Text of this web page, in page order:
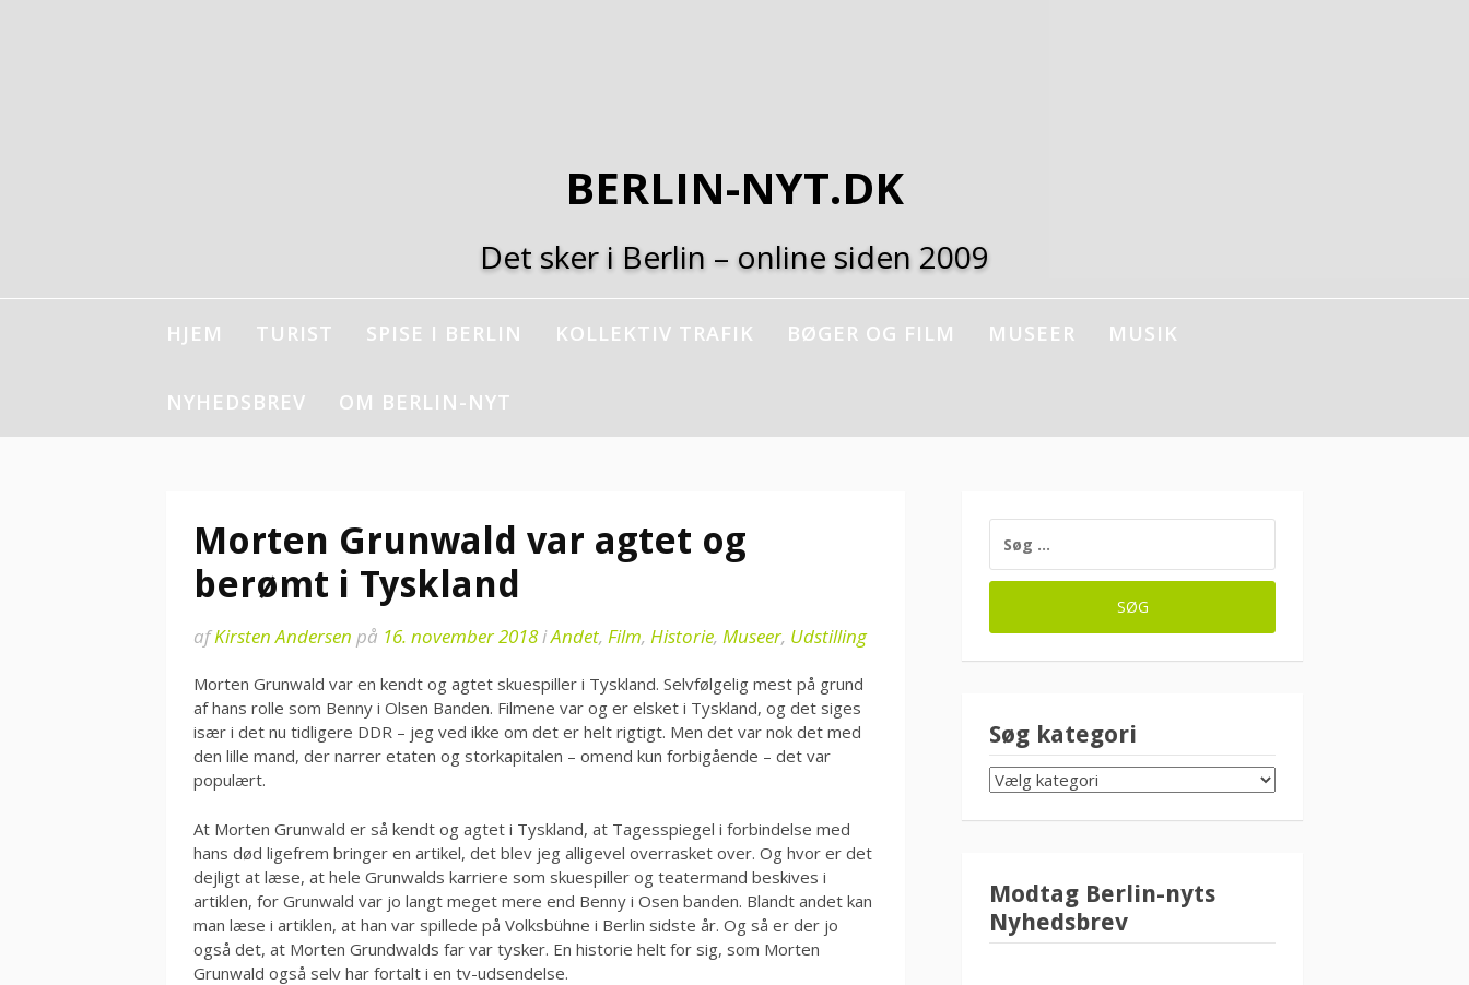
BERLIN-NYT.DK
Det sker i Berlin – online siden 2009
HJEM TURIST SPISE I BERLIN KOLLEKTIV TRAFIK BØGER OG FILM MUSEER MUSIK
NYHEDSBREV OM BERLIN-NYT
Morten Grunwald var agtet og
berømt i Tyskland
afKirsten Andersen på 16. november 2018iAndet, Film, Historie, Museer, Udstilling
Morten Grunwald var en kendt og agtet skuespiller i Tyskland. Selvfølgelig mest på grund
af hans rolle som Benny i Olsen Banden. Filmene var og er elsket i Tyskland, og det siges
især i det nu tidligere DDR – jeg ved ikke om det er helt rigtigt. Men det var nok det med
den lille mand, der narrer etaten og storkapitalen – omend kun forbigående – det var
populært.
At Morten Grunwald er så kendt og agtet i Tyskland, at Tagesspiegel i forbindelse med
hans død ligefrem bringer en artikel, det blev jeg alligevel overrasket over. Og hvor er det
dejligt at læse, at hele Grunwalds karriere som skuespiller og teatermand beskives i
artiklen, for Grunwald var jo langt meget mere end Benny i Osen banden. Blandt andet kan
man læse i artiklen, at han var spillede på Volksbühne i Berlin sidste år. Og så er der jo
også det, at Morten Grundwalds far var tysker. En historie helt for sig, som Morten
Grunwald også selv har fortalt i en tv-udsendelse.
EFTER:
Søg kategori
SØG
KATEGORI
Modtag Berlin-nyts
Nyhedsbrev